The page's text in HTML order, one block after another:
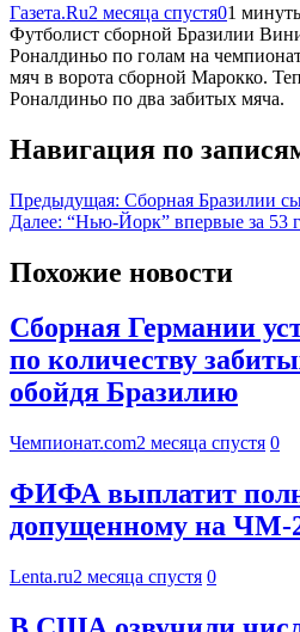
Газета.Ru2 месяца спустя01
Футболист сборной Бразилии
Роналдиньо по голам на
мяч в ворота сборной Марокко.
Роналдиньо по два забитых мяча.
Навигация по
Предыдущая: Сборная Бразилии
Далее: “Нью-Йорк” впервые за 53
Похожие новости
Сборная Германии
по количеству
обойдя Бразилию
Чемпионат.com2 месяца спустя 0
ФИФА выплатит
допущенному на ЧМ-
Lenta.ru2 месяца спустя 0